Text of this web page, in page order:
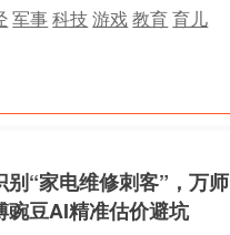
军事科技游戏教育育儿
别“家电维修刺客”，万师
豌豆AI精准估价避坑